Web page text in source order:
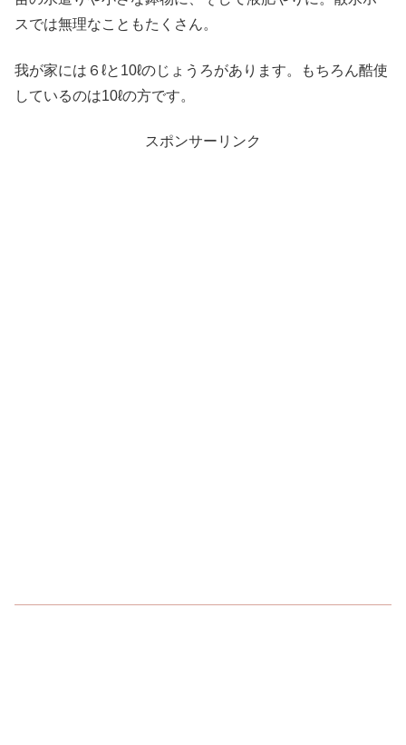
スでは無理なこともたくさん。
我が家には６ℓと10ℓのじょうろがあります。もちろん酷使
しているのは10ℓの方です。
スポンサーリンク